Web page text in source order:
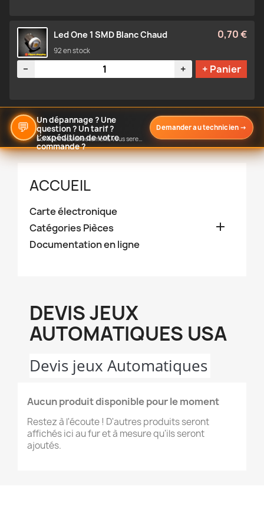
Led One 1 SMD Blanc Chaud 0,70 €
92 en stock
− + + Panier
💬
Un dépannage ? Une
question ? Un tarif ?
L'expédition de votre
commande ?
Écrivez-nous directement, vous serez notifié de notre réponse
Demander au technicien →
ACCUEIL
Carte électronique
Catégories Pièces

Documentation en ligne
DEVIS JEUX
AUTOMATIQUES USA
Devis jeux Automatiques
Aucun produit disponible pour le moment
Restez à l'écoute ! D'autres produits seront
affichés ici au fur et à mesure qu'ils seront
ajoutés.